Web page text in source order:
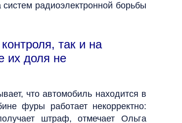
радиоэлектронной борьбы
так и на
их доля не
что автомобиль находится в
фуры работает некорректно:
штраф, отмечает Ольга